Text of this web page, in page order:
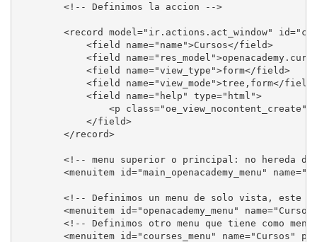
        <!-- Definimos la accion -->
<record model="ir.actions.act_window"
            <field name="name">Cursos</field>
<field
            <field name="view_type">form</field>
<field name="view_mode">tree,form</
            <field name="help" type="html">
<p
            </field>
        </record>
<!-- menu superior o principal: no hereda de
<menuitem id="main_openacademy_menu"
<!-- Definimos un menu de solo vista, este
<menuitem id="openacademy_menu"
<!-- Definimos otro menu que tiene como
<menuitem id="courses_menu" name="Cursos"